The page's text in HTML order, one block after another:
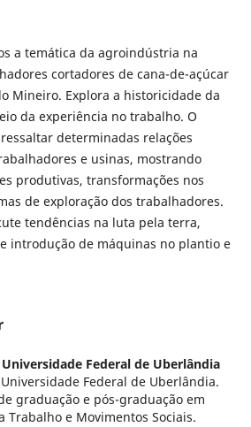
a temática da agroindústria na
cortadores de cana-de-açúcar
Mineiro. Explora a historicidade da
da experiência no trabalho. O
determinadas relações
e usinas, mostrando
produtivas, transformações nos
de exploração dos trabalhadores.
tendências na luta pela terra,
introdução de máquinas no plantio e
Universidade Federal de Uberlândia
Federal de Uberlândia.
graduação e pós-graduação em
Trabalho e Movimentos Sociais.